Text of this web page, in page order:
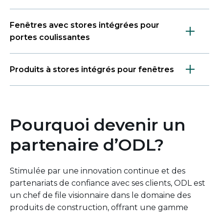
Fenêtres avec stores intégrées pour
portes coulissantes
Produits à stores intégrés pour fenêtres
Pourquoi devenir un
partenaire d’ODL?
Stimulée par une innovation continue et des
partenariats de confiance avec ses clients, ODL est
un chef de file visionnaire dans le domaine des
produits de construction, offrant une gamme